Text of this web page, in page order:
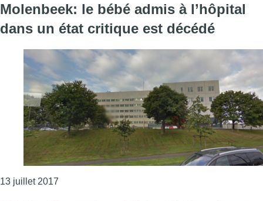
Molenbeek: le bébé admis à l’hôpital
dans un état critique est décédé
13 juillet 2017